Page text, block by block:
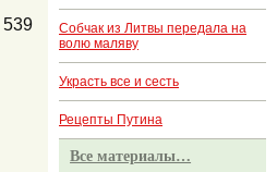
539
Собчак из Литвы передала на
волю маляву
Украсть все и сесть
Рецепты Путина
Все материалы…